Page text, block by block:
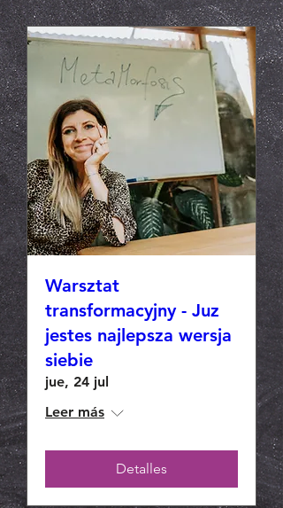
Warsztat
transformacyjny - Juz
jestes najlepsza wersja
siebie
jue, 24 jul
Leer más
Detalles